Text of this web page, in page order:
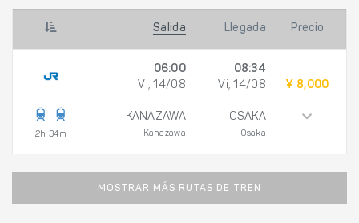
Salida Llegada Precio
2h 34m
06:00
Vi, 14/08
KANAZAWA
Kanazawa
08:34
Vi, 14/08
OSAKA
Osaka
¥ 8,000
MOSTRAR MÁS RUTAS DE TREN